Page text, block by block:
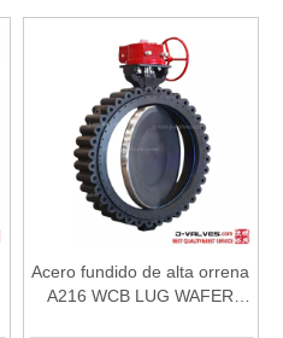
compuerta WCB de gran
Acero fundido de alta orrena
A216 WCB LUG WAFER